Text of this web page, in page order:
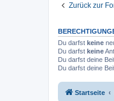
Zurück zur
Du darfst keine
Du darfst keine
Du darfst deine
Du darfst deine
Startseite